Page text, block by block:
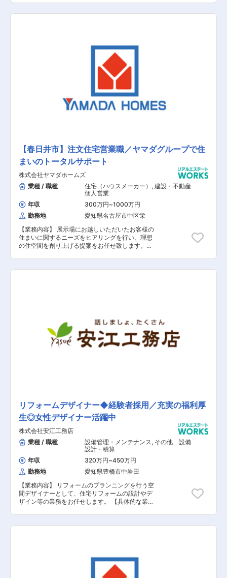
す。 【具体的な業務内容】 ■展示場へお越しい
の調査 ■契約関連の事務作業 ■引き渡し後のアフ
最大手である「ヤマダ」ホールディングスの不動
産領域を担当する同社での募集となります。ヤマ
ダホールディングスグループのグループシナジー
を活用した集客導線が確立されており、安定して
働くことが可能です。また、飛び込み営業はほと
んどなく、展示場にお越しいただいたお客様や資
料請求されたお客様の対応が主になります。
【春日井市】注文住宅営業職／ヤマダグループで住
まいのトータルサポート
株式会社ヤマダホームズ
業種 / 職種
住宅（ハウスメーカー） , 建設・不動産
個人営業
年収
300万円~1000万円
勤務地
愛知県名古屋市中区栄
【業務内容】 展示場にお越しいただいたお客様の
住まいに関するニーズをヒアリングを行い、理想
の住空間を創り上げる提案をお任せ致します。土
す。 【具体的な業務内容】 ■展示場へお越しい
最大手である「ヤマダ」ホールディングスの不動
産領域を担当する同社での募集となります。ヤマ
ダホールディングスグループのグループシナジー
を活用した集客導線が確立されており、安定して
リフォームデザイナー◆経験者採用／充実の福利厚
生◎女性デザイナー活躍中
株式会社安江工務店
業種 / 職種
設備管理・メンテナンス, その他 設備
設計・積算
年収
320万円~450万円
勤務地
愛知県豊橋市中岩田
【業務内容】 リフォームのプランニングを行う空
間デザイナーとして、住宅リフォームの設計やデ
ザイン等の業務をお任せします。 【具体的な業務
【担当者コメント】 同社は、住宅リフォーム専業
ームのプランニングを行う空間デザイナーとし
て、住宅リフォームの設計やデザイン等の業務を
お任せいただける方を募集することとなりまし